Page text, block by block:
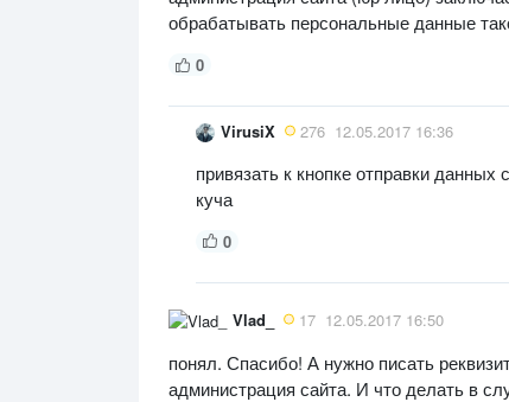
обрабатывать персональные данные
0
VirusiX 276 12.05.2017 16:36
привязать к кнопке отправки
куча
0
Vlad_ 17 12.05.2017 16:50
понял. Спасибо! А нужно писать
администрация сайта. И что делать в